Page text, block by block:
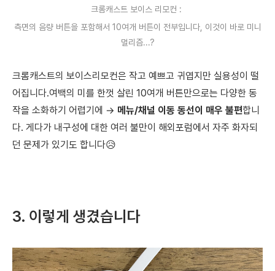
크롬캐스트 보이스 리모컨 :
측면의 음량 버튼을 포함해서 10여개 버튼이 전부입니다, 이것이 바로 미니
멀리즘...?
크롬캐스트의 보이스리모컨은 작고 예쁘고 귀엽지만 실용성이 떨
어집니다.여백의 미를 한껏 살린 10여개 버튼만으로는 다양한 동
작을 소화하기 어렵기에 → 메뉴/채널 이동 동선이 매우 불편합니
다. 게다가 내구성에 대한 여러 불만이 해외포럼에서 자주 화자되
던 문제가 있기도 합니다😥
3. 이렇게 생겼습니다